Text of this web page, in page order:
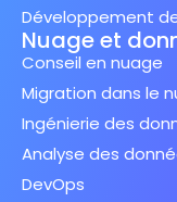
Développement
Nuage et
Conseil en nuage
Migration dans le
Ingénierie des
Analyse des
DevOps